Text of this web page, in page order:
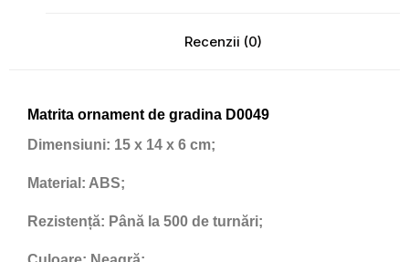
Recenzii (0)
Matrita ornament de gradina D0049
Dimensiuni: 15 x 14 x 6 cm;
Material: ABS;
Rezistență: Până la 500 de turnări;